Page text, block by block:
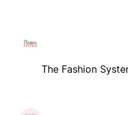
The Fashion